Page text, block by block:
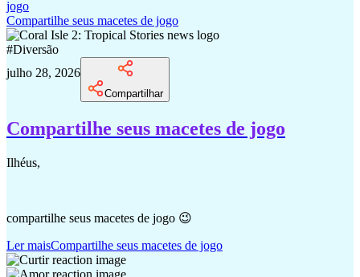
Compartilhe seus macetes de jogo
#Diversão
julho 28, 2026
Compartilhar
Compartilhe seus macetes de jogo
Ilhéus,
compartilhe seus macetes de jogo 😉
Ler maisCompartilhe seus macetes de jogo